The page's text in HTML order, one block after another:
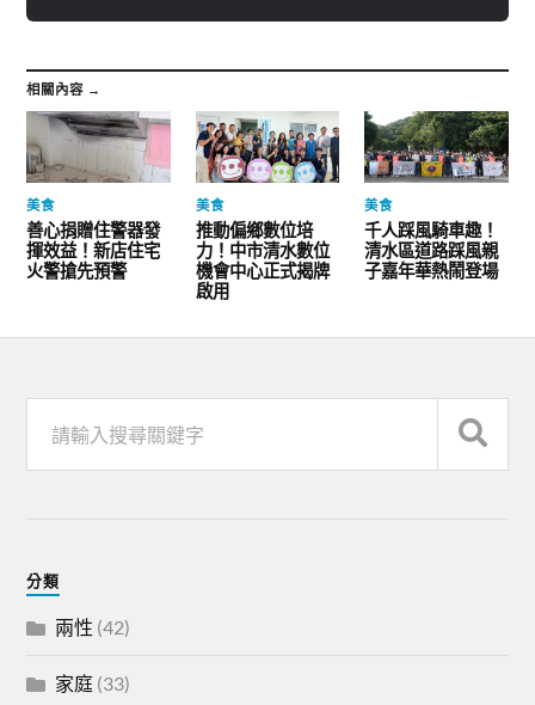
相關內容 →
美食
善心捐贈住警器發
揮效益！新店住宅
火警搶先預警
美食
推動偏鄉數位培
力！中市清水數位
機會中心正式揭牌
啟用
美食
千人踩風騎車趣！
清水區道路踩風親
子嘉年華熱鬧登場
分類
兩性 (42)
家庭 (33)